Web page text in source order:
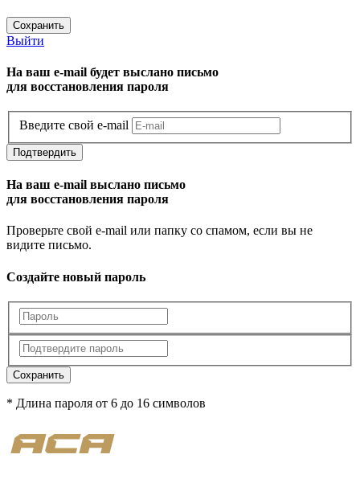
Сохранить
Выйти
На ваш e-mail будет выслано письмо
для восстановления пароля
Введите свой e-mail
Подтвердить
На ваш e-mail выслано письмо
для восстановления пароля
Проверьте свой e-mail или папку со спамом, если вы не
видите письмо.
Создайте новый пароль
Сохранить
* Длина пароля от 6 до 16 символов